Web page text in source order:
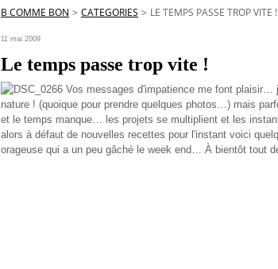
B COMME BON > CATEGORIES > LE TEMPS PASSE TROP VITE !
11 mai 2009
Le temps passe trop vite !
Vos messages d'impatience me font plaisir…
nature ! (quoique pour prendre quelques photos…) mais
et le temps manque… les projets se multiplient et les
alors à défaut de nouvelles recettes pour l'instant voici
orageuse qui a un peu gâché le week end… À bientôt tout